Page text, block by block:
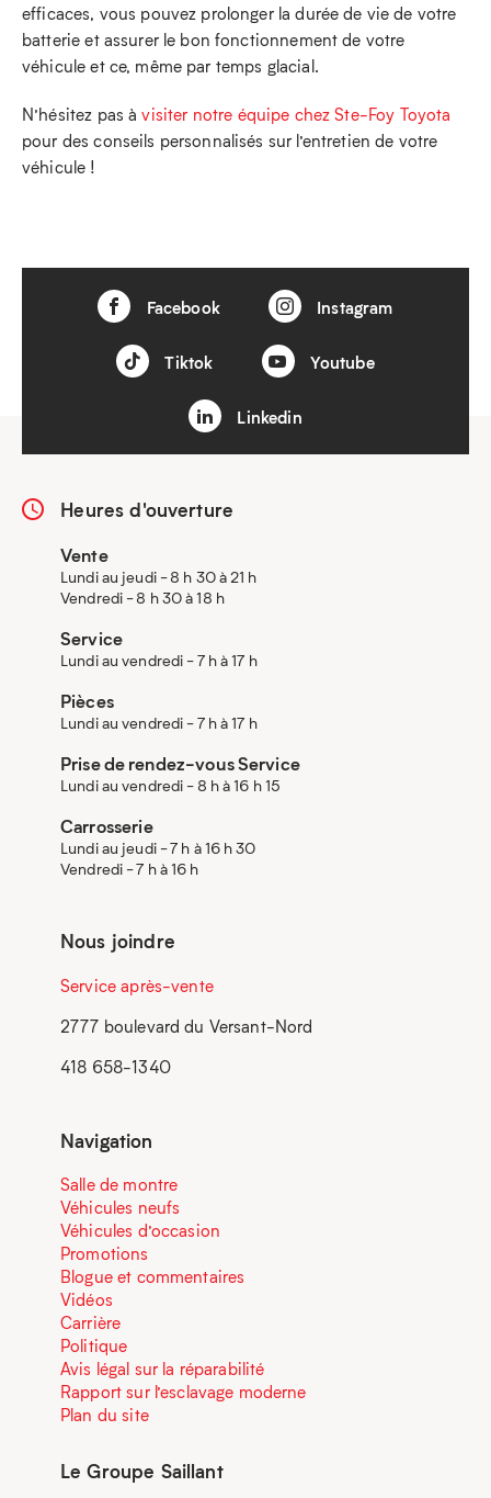
efficaces, vous pouvez prolonger la durée de vie de votre
batterie et assurer le bon fonctionnement de votre
véhicule et ce, même par temps glacial.
N’hésitez pas àvisiter notre équipe chez Ste-Foy Toyota
pour des conseils personnalisés sur l’entretien de votre
véhicule !
Facebook Instagram
Tiktok Youtube
Linkedin
Heures d'ouverture
Vente
Lundi au jeudi - 8 h 30 à 21 h
Vendredi - 8 h 30 à 18 h
Service
Lundi au vendredi - 7 h à 17 h
Pièces
Lundi au vendredi - 7 h à 17 h
Prise de rendez-vous Service
Lundi au vendredi - 8 h à 16 h 15
Carrosserie
Lundi au jeudi - 7 h à 16 h 30
Vendredi - 7 h à 16 h
Nous joindre
Service après-vente
2777 boulevard du Versant-Nord
418 658-1340
Navigation
Salle de montre
Véhicules neufs
Véhicules d’occasion
Promotions
Blogue et commentaires
Vidéos
Carrière
Politique
Avis légal sur la réparabilité
Rapport sur l’esclavage moderne
Plan du site
Le Groupe Saillant